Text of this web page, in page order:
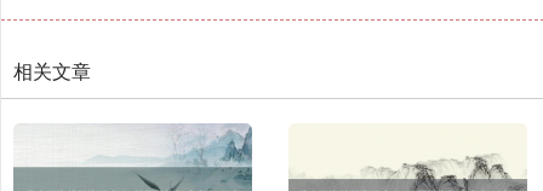
相关文章